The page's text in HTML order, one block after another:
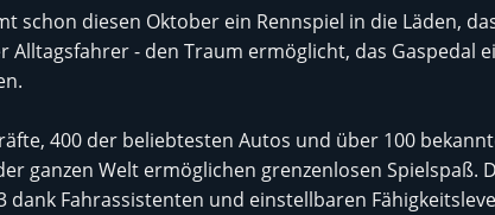
schon diesen Oktober ein Rennspiel in die Läden,
Alltagsfahrer - den Traum ermöglicht, das Gaspedal
400 der beliebtesten Autos und über 100
ganzen Welt ermöglichen grenzenlosen Spielspaß.
Fahrassistenten und einstellbaren